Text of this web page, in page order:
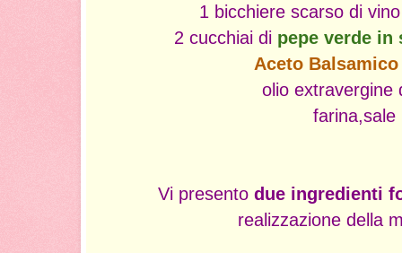
1 bicchiere scarso di
2 cucchiai di pepe verde in
Aceto
olio extravergine
farina,sale
Vi presento due ingredienti
realizzazione della